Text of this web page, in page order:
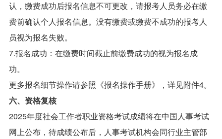
认，缴费成功后报名信息不可更改，请报考人员务必在缴
费前确认个人报名信息。没有缴费或缴费不成功的报考人
员视为报名失败。
7.报名成功：在缴费时间截止前缴费成功的视为报名成
功。
更多报名细节操作请参照《报名操作手册》，详见附件4。
六、资格复核
2025年度社会工作者职业资格考试成绩将在中国人事考试
网上公布，待成绩公布后，人事考试机构会同行业主管部